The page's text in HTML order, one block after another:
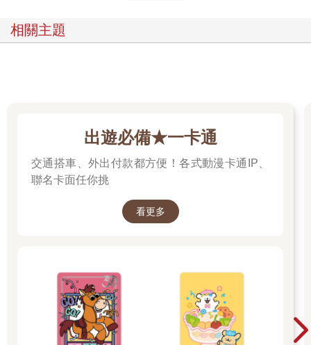
相關主題
出遊必備★一卡通
交通搭車、外出付款都方便！各式動漫卡通IP、
聯名卡面任你挑
看更多